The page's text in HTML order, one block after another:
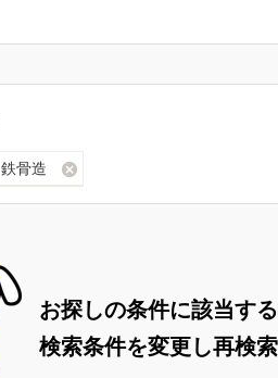
鉄骨造
お探しの条件に該当す
検索条件を変更し再検